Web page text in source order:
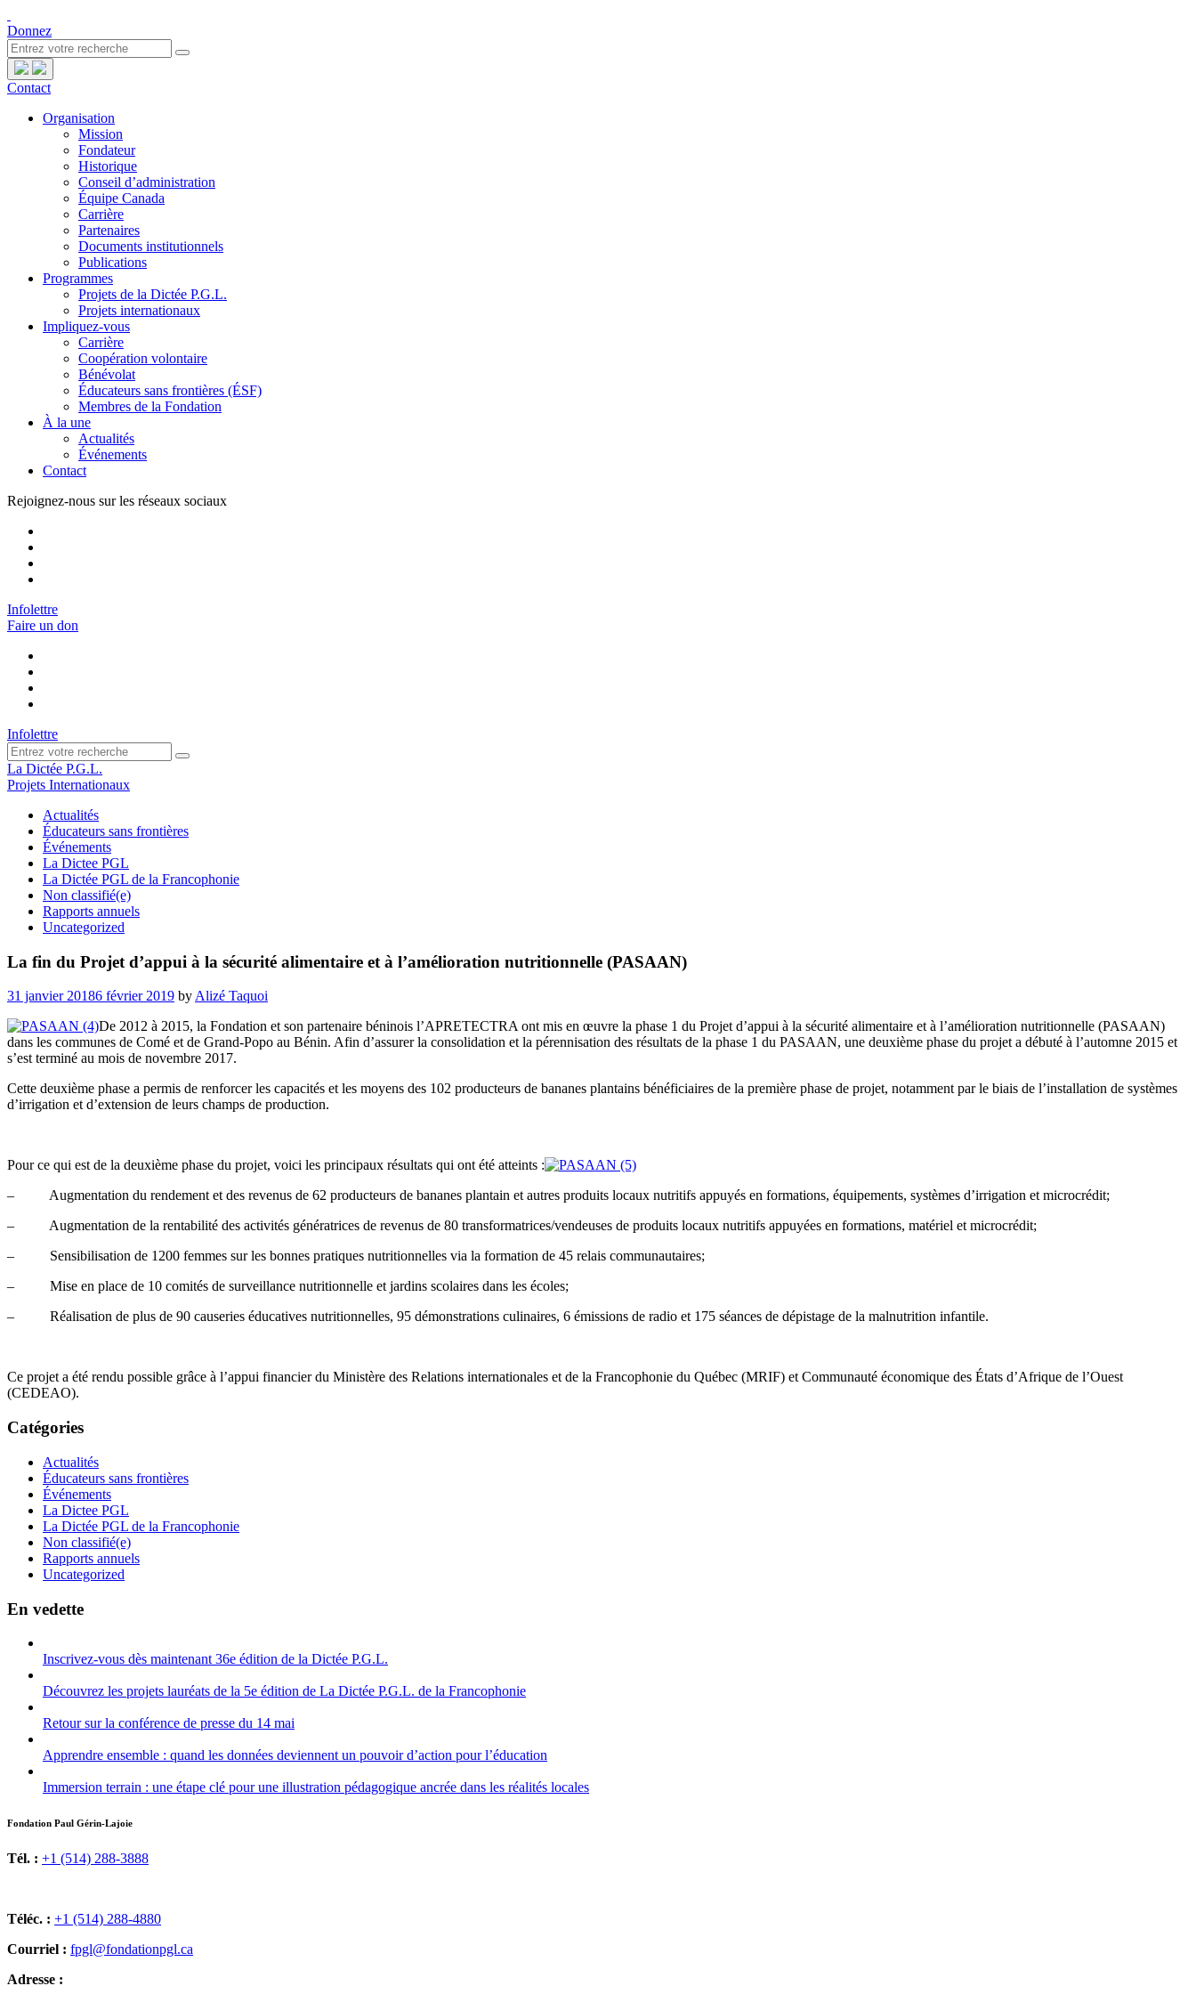
Donnez
Contact
Organisation
Mission
Fondateur
Historique
Conseil d’administration
Équipe Canada
Carrière
Partenaires
Documents institutionnels
Publications
Programmes
Projets de la Dictée P.G.L.
Projets internationaux
Impliquez-vous
Carrière
Coopération volontaire
Bénévolat
Éducateurs sans frontières (ÉSF)
Membres de la Fondation
À la une
Actualités
Événements
Contact
Rejoignez-nous sur les réseaux sociaux
Infolettre
Faire un don
Infolettre
La Dictée P.G.L.
Projets Internationaux
Actualités
Éducateurs sans frontières
Événements
La Dictee PGL
La Dictée PGL de la Francophonie
Non classifié(e)
Rapports annuels
Uncategorized
La fin du Projet d’appui à la sécurité alimentaire et à l’amélioration nutritionnelle (PASAAN)
Posted
31 janvier 20186 février 2019 byAlizé Taquoi
De 2012 à 2015, la Fondation et son partenaire béninois l’APRETECTRA ont mis en œuvre la phase 1 du Projet d’appui à la sécurité alimentaire et à l’amélioration nutritionnelle (PASAAN)
dans les communes de Comé et de Grand-Popo au Bénin. Afin d’assurer la consolidation et la pérennisation des résultats de la phase 1 du PASAAN, une deuxième phase du projet a débuté à l’automne 2015 et
s’est terminé au mois de novembre 2017.
Cette deuxième phase a permis de renforcer les capacités et les moyens des 102 producteurs de bananes plantains bénéficiaires de la première phase de projet, notamment par le biais de l’installation de systèmes
d’irrigation et d’extension de leurs champs de production.
Pour ce qui est de la deuxième phase du projet, voici les principaux résultats qui ont été atteints :
– Augmentation du rendement et des revenus de 62 producteurs de bananes plantain et autres produits locaux nutritifs appuyés en formations, équipements, systèmes d’irrigation et microcrédit;
– Augmentation de la rentabilité des activités génératrices de revenus de 80 transformatrices/vendeuses de produits locaux nutritifs appuyées en formations, matériel et microcrédit;
– Sensibilisation de 1200 femmes sur les bonnes pratiques nutritionnelles via la formation de 45 relais communautaires;
– Mise en place de 10 comités de surveillance nutritionnelle et jardins scolaires dans les écoles;
– Réalisation de plus de 90 causeries éducatives nutritionnelles, 95 démonstrations culinaires, 6 émissions de radio et 175 séances de dépistage de la malnutrition infantile.
Ce projet a été rendu possible grâce à l’appui financier du Ministère des Relations internationales et de la Francophonie du Québec (MRIF) et Communauté économique des États d’Afrique de l’Ouest
(CEDEAO).
Catégories
Actualités
Éducateurs sans frontières
Événements
La Dictee PGL
La Dictée PGL de la Francophonie
Non classifié(e)
Rapports annuels
Uncategorized
En vedette
Inscrivez-vous dès maintenant 36e édition de la Dictée P.G.L.
Découvrez les projets lauréats de la 5e édition de La Dictée P.G.L. de la Francophonie
Retour sur la conférence de presse du 14 mai
Apprendre ensemble : quand les données deviennent un pouvoir d’action pour l’éducation
Immersion terrain : une étape clé pour une illustration pédagogique ancrée dans les réalités locales
Fondation Paul Gérin-Lajoie
Tél. : +1 (514) 288-3888
Téléc. : +1 (514) 288-4880
Courriel : fpgl@fondationpgl.ca
Adresse :